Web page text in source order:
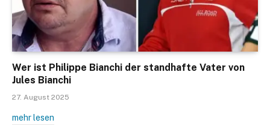
Wer ist Philippe Bianchi der standhafte Vater von
Jules Bianchi
27. August 2025
mehr lesen